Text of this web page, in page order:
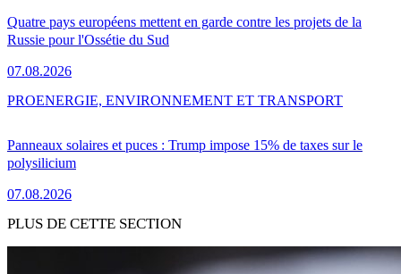
Quatre pays européens mettent en garde contre les projets de la
Russie pour l'Ossétie du Sud
07.08.2026
Panneaux solaires et puces : Trump impose 15% de taxes sur le
polysilicium
07.08.2026
PROENERGIE, ENVIRONNEMENT ET TRANSPORT
PLUS DE CETTE SECTION